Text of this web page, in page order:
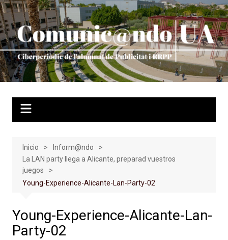
Saltar
al
contenido
Inicio
Inform@ndo
La LAN party llega a Alicante, preparad vuestros
juegos
Young-Experience-Alicante-Lan-Party-02
Young-Experience-Alicante-Lan-
Party-02